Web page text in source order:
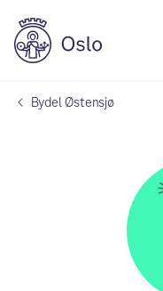
Bydel Østensjø